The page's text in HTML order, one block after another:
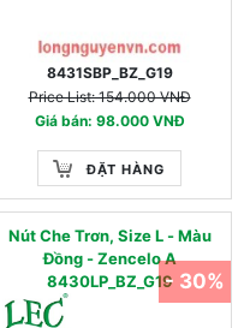
8431SBP_BZ_G19
Price List: 154.000 VNĐ
Giá bán: 98.000 VNĐ
ĐẶT HÀNG
Nút Che Trơn, Size L - Màu
Đồng - Zencelo A
8430LP_BZ_G19- 30%